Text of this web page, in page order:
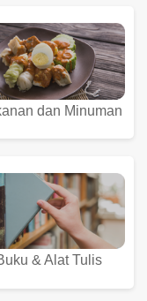
dan Minuman
& Alat Tulis